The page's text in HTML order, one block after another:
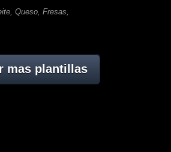
Queso, Fresas,
mas plantillas